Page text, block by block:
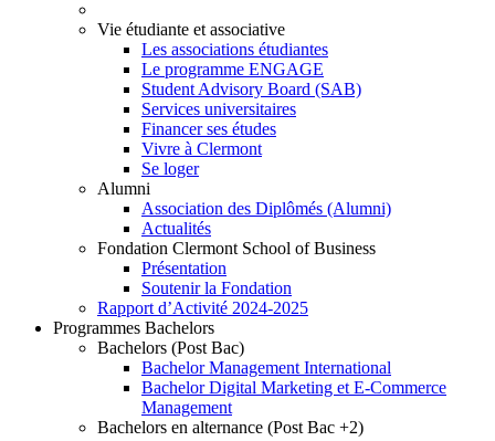
Vie étudiante et associative
Les associations étudiantes
Le programme ENGAGE
Student Advisory Board (SAB)
Services universitaires
Financer ses études
Vivre à Clermont
Se loger
Alumni
Association des Diplômés (Alumni)
Actualités
Fondation Clermont School of Business
Présentation
Soutenir la Fondation
Rapport d’Activité 2024-2025
Programmes Bachelors
Bachelors (Post Bac)
Bachelor Management International
Bachelor Digital Marketing et E-Commerce
Management
Bachelors en alternance (Post Bac +2)